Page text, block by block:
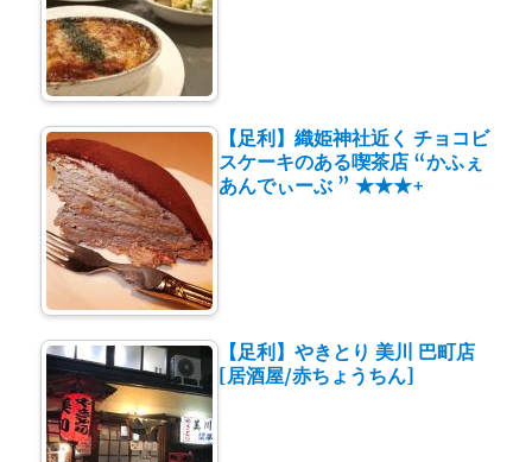
【足利】織姫神社近く チョコビ
スケーキのある喫茶店 “かふぇ
あんでぃーぶ ” ★★★+
【足利】やきとり 美川 巴町店
[居酒屋/赤ちょうちん]